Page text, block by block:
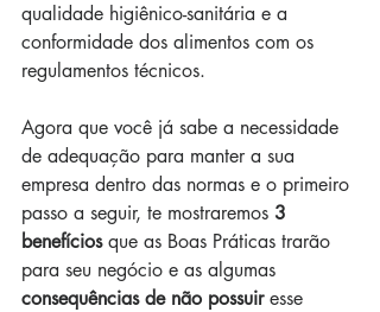
qualidade higiênico-sanitária e a
conformidade dos alimentos com os
regulamentos técnicos.
Agora que você já sabe a necessidade
de adequação para manter a sua
empresa dentro das normas e o primeiro
passo a seguir, te mostraremos 3
benefícios que as Boas Práticas trarão
para seu negócio e as algumas
consequências de não possuir esse